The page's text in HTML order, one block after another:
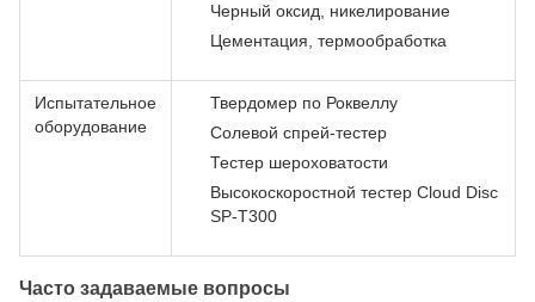
Черный оксид, никелирование
Цементация, термообработка
Испытательное
оборудование
Твердомер по Роквеллу
Солевой спрей-тестер
Тестер шероховатости
Высокоскоростной тестер Cloud Disc
SP-T300
Часто задаваемые вопросы